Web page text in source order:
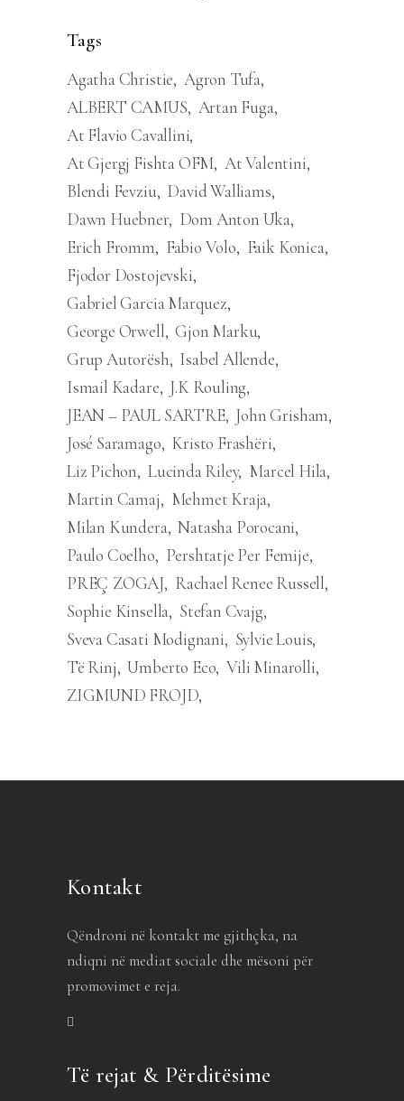
Tags
Agatha Christie Agron Tufa
ALBERT CAMUS Artan Fuga
At Flavio Cavallini
At Gjergj Fishta OFM At Valentini
Blendi Fevziu David Walliams
Dawn Huebner Dom Anton Uka
Erich Fromm
Fabio Volo
Faik Konica
Fjodor Dostojevski
Gabriel Garcia Marquez
George Orwell Gjon Marku
Grup Autorësh Isabel Allende
Ismail Kadare J.K Rouling
JEAN – PAUL SARTRE John Grisham
José Saramago Kristo Frashëri
Liz Pichon Lucinda Riley Marcel Hila
Martin Camaj
Mehmet Kraja
Milan Kundera Natasha Porocani
Paulo Coelho
Pershtatje Per Femije
PREÇ ZOGAJ
Rachael Renee Russell
Sophie Kinsella Stefan Cvajg
Sveva Casati Modignani
Sylvie Louis
Të Rinj Umberto Eco Vili Minarolli
ZIGMUND FROJD
Kontakt
Qëndroni në kontakt me gjithçka, na
ndiqni në mediat sociale dhe mësoni për
promovimet e reja.
Të rejat & Përditësime